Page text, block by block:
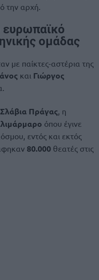
την αρχή.
ομάδας
με παίκτες-αστέρια της
και Γιώργος
Σλάβια Πράγας , η
όπου έγινε
εντός και εκτός
80.000 θεατές στις